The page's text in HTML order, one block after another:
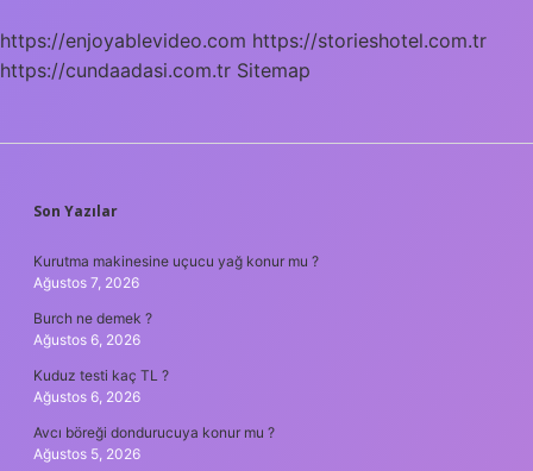
https://enjoyablevideo.com https://storieshotel.com.tr
https://cundaadasi.com.tr Sitemap
SIDEBAR
Son Yazılar
Kurutma makinesine uçucu yağ konur mu ?
Ağustos 7, 2026
Burch ne demek ?
Ağustos 6, 2026
Kuduz testi kaç TL ?
Ağustos 6, 2026
Avcı böreği dondurucuya konur mu ?
Ağustos 5, 2026